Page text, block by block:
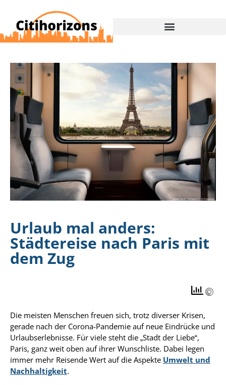
Urlaub mal anders:
Städtereise nach Paris mit
dem Zug
Die meisten Menschen freuen sich, trotz diverser Krisen,
gerade nach der Corona-Pandemie auf neue Eindrücke und
Urlaubserlebnisse. Für viele steht die „Stadt der Liebe“,
Paris, ganz weit oben auf ihrer Wunschliste. Dabei legen
immer mehr Reisende Wert auf die Aspekte Umwelt und
Nachhaltigkeit.